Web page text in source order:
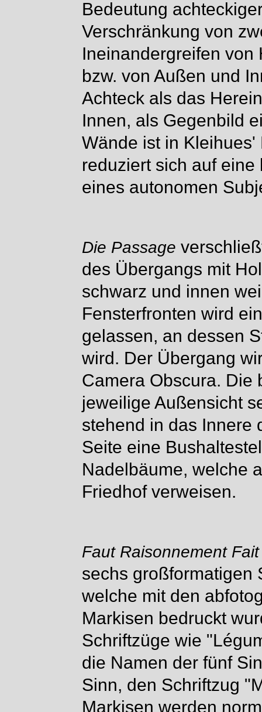
Bedeutung
Verschränkung von
Ineinandergreifen von
bzw. von Außen und
Achteck als das
Innen, als Gegenbild
Wände ist in
reduziert sich auf
eines autonomen
Die Passage
des Übergangs mit
schwarz und innen
Fensterfronten wird
gelassen, an dessen
wird. Der Übergang
Camera Obscura. Die
jeweilige Außensicht
stehend in das Innere
Seite eine
Nadelbäume, welche
Friedhof verweisen.
Faut Raisonnement
sechs großformatigen
welche mit den
Markisen bedruckt
Schriftzüge wie
die Namen der fünf
Sinn, den Schriftzug
Markisen werden